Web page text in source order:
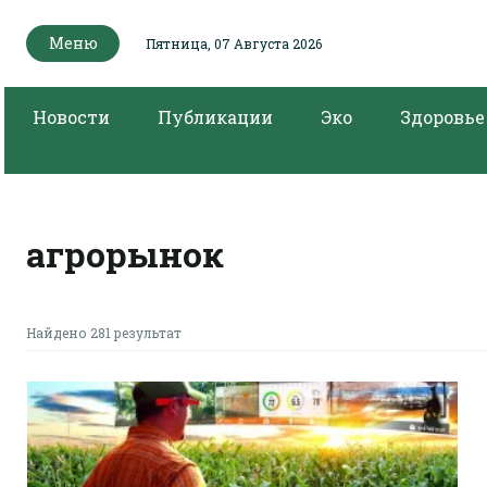
Меню Пятница, 07 Августа 2026
Новости Публикации Эко Здоровье
агрорынок
Найдено 281 результат